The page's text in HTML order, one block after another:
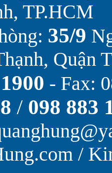
TP.HCM
35/9
Quận
- Fax:
/ 098 883
/